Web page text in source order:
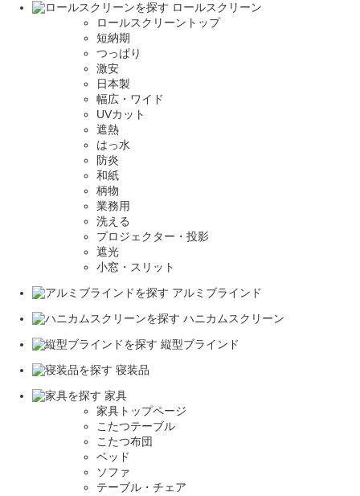
ロールスクリーン
ロールスクリーントップ
短納期
つっぱり
激安
日本製
幅広・ワイド
UVカット
遮熱
はっ水
防炎
和紙
柄物
業務用
洗える
プロジェクター・投影
遮光
小窓・スリット
アルミブラインド
ハニカムスクリーン
縦型ブラインド
寝装品
家具
家具トップページ
こたつテーブル
こたつ布団
ベッド
ソファ
テーブル・チェア